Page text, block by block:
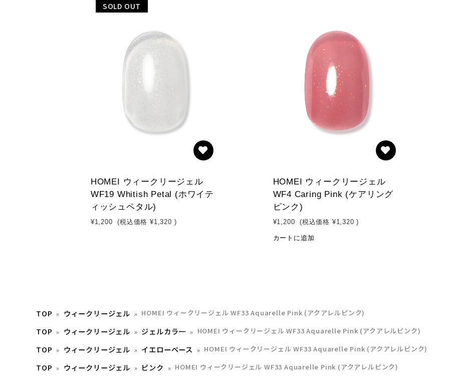
SOLD OUT
HOMEI ウィークリージェル
WF19 Whitish Petal (ホワイテ
ィッシュペタル)
¥1,200 (税込価格 ¥1,320 )
HOMEI ウィークリージェル
WF4 Caring Pink (ケアリング
ピンク)
¥1,200 (税込価格 ¥1,320 )
カートに追加
TOP ウィークリージェル HOMEI ウィークリージェル WF33 Aquarelle Pink (アクアレルピンク)
TOP ウィークリージェル ジェルカラ一 HOMEI ウィークリージェル WF33 Aquarelle Pink (アクアレルピンク)
TOP ウィークリージェル イエローベース HOMEI ウィークリージェル WF33 Aquarelle Pink (アクアレルピンク)
TOP ウィークリージェル ピンク HOMEI ウィークリージェル WF33 Aquarelle Pink (アクアレルピンク)